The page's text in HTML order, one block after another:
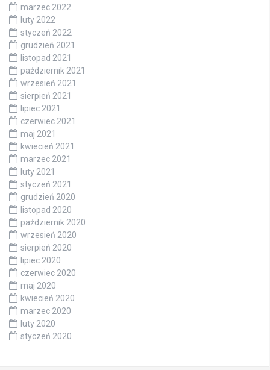
marzec 2022
luty 2022
styczeń 2022
grudzień 2021
listopad 2021
październik 2021
wrzesień 2021
sierpień 2021
lipiec 2021
czerwiec 2021
maj 2021
kwiecień 2021
marzec 2021
luty 2021
styczeń 2021
grudzień 2020
listopad 2020
październik 2020
wrzesień 2020
sierpień 2020
lipiec 2020
czerwiec 2020
maj 2020
kwiecień 2020
marzec 2020
luty 2020
styczeń 2020